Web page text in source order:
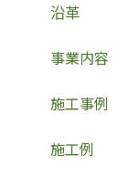
沿革
事業内容
施工事例
施工例